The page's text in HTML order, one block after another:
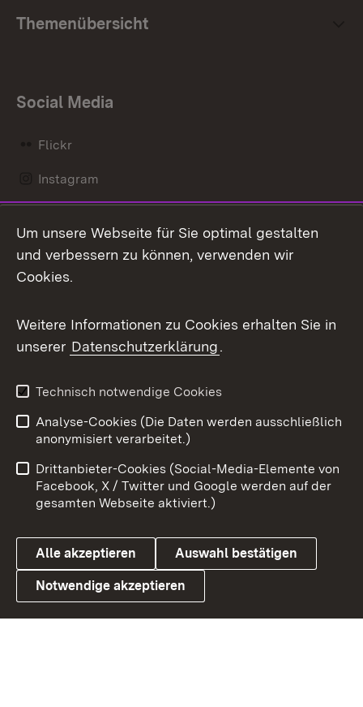
Themenübersicht
Social Media
Flickr
Instagram
Mastodon
Messenger
Social Wall
X / Twitter
Youtube
Link zum Landesportal
Benutzungshinweise
Barrierefreiheit
Datenschutz
Cookies
Um unsere Webseite für Sie optimal gestalten
und verbessern zu können, verwenden wir
Cookies.
Weitere Informationen zu Cookies erhalten Sie in
unserer Datenschutzerklärung.
Technisch notwendige Cookies
Analyse-Cookies (Die Daten werden ausschließlich
anonymisiert verarbeitet.)
Drittanbieter-Cookies (Social-Media-Elemente von
Facebook, X / Twitter und Google werden auf der
gesamten Webseite aktiviert.)
Alle akzeptieren Auswahl bestätigen
Notwendige akzeptieren